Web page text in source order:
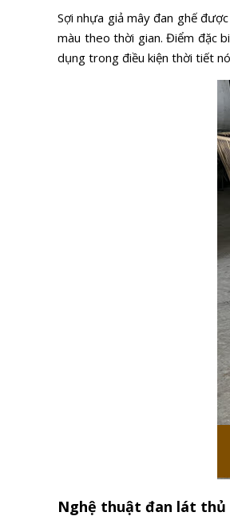
Sợi nhựa giả mây đan ghế
màu theo thời gian. Điểm đặc
dụng trong điều kiện thời tiết
Nghệ thuật đan lát